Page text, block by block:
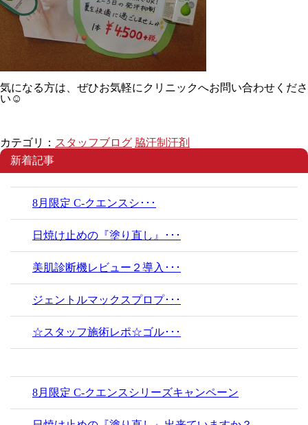
気になる方は、ぜひお気軽にクリニックへお問い合わせくださ
い☺
カテゴリ： スタッフブログ 脇汗制汗剤
新着記事
8月限定 C-クエンスシ･･･
日焼け止めの『塗り直し』･･･
美肌診断機レビュー２導入･･･
ジェントルマックスプロプ･･･
☆スタッフ施術レポ☆ゴル･･･
8月限定 C-クエンスシリーズキャンペーン